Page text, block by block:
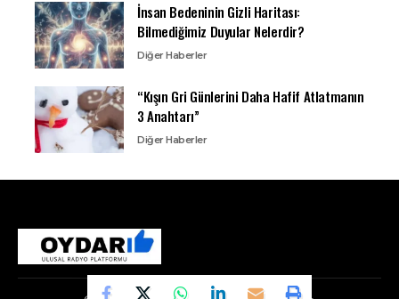
İnsan Bedeninin Gizli Haritası:
Bilmediğimiz Duyular Nelerdir?
Diğer Haberler
“Kışın Gri Günlerini Daha Hafif Atlatmanın
3 Anahtarı”
Diğer Haberler